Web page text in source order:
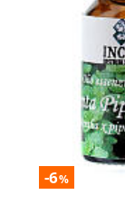
-6%